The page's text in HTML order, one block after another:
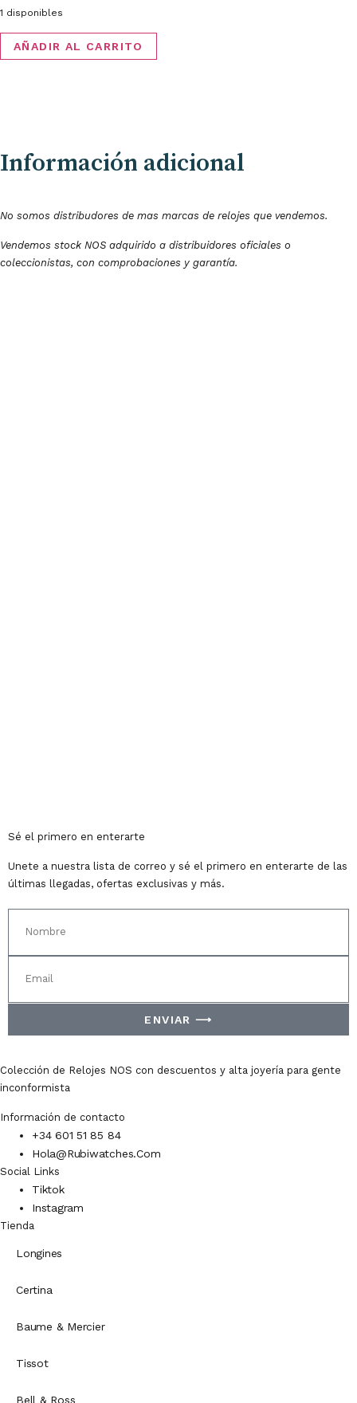
1 disponibles
AÑADIR AL CARRITO
Información adicional
No somos distribudores de mas marcas de relojes que vendemos.
Vendemos stock NOS adquirido a distribuidores oficiales o
coleccionistas, con comprobaciones y garantía.
Sé el primero en enterarte
Unete a nuestra lista de correo y sé el primero en enterarte de las
últimas llegadas, ofertas exclusivas y más.
ENVIAR ⟶
Colección de Relojes NOS con descuentos y alta joyería para gente
inconformista
Información de contacto
+34 601 51 85 84
Hola@rubiwatches.com
Social Links
Tiktok
Instagram
Tienda
Longines
Certina
Baume & Mercier
Tissot
Bell & Ross